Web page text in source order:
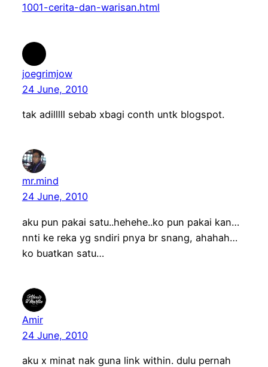
1001-cerita-dan-warisan.html
joegrimjow
24 June, 2010
tak adilllll sebab xbagi conth untk blogspot.
mr.mind
24 June, 2010
aku pun pakai satu..hehehe..ko pun pakai kan…
nnti ke reka yg sndiri pnya br snang, ahahah…
ko buatkan satu…
Amir
24 June, 2010
aku x minat nak guna link within. dulu pernah